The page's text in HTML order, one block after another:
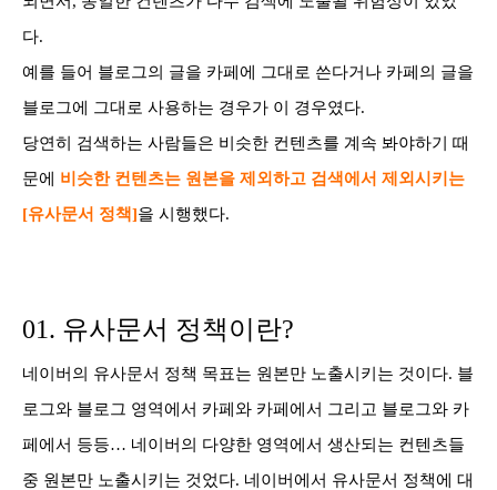
다.
예를 들어 블로그의 글을 카페에 그대로 쓴다거나 카페의 글을
블로그에 그대로 사용하는 경우가 이 경우였다.
당연히 검색하는 사람들은 비슷한 컨텐츠를 계속 봐야하기 때
문에 비슷한 컨텐츠는 원본을 제외하고 검색에서 제외시키는
[유사문서 정책]을 시행했다.
01. 유사문서 정책이란?
네이버의 유사문서 정책 목표는 원본만 노출시키는 것이다. 블
로그와 블로그 영역에서 카페와 카페에서 그리고 블로그와 카
페에서 등등… 네이버의 다양한 영역에서 생산되는 컨텐츠들
중 원본만 노출시키는 것었다. 네이버에서 유사문서 정책에 대